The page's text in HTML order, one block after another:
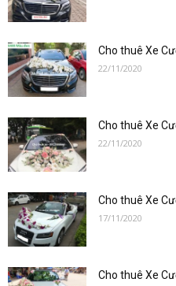
Cho thuê Xe
22/11/2020
Cho thuê Xe
22/11/2020
Cho thuê Xe
17/11/2020
Cho thuê Xe